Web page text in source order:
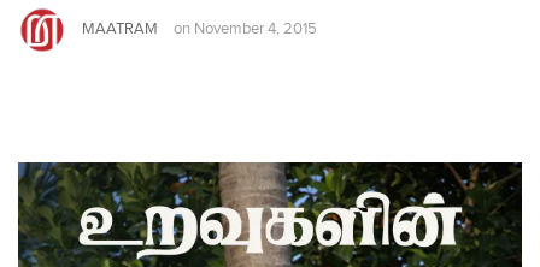
MAATRAM on November 4, 2015